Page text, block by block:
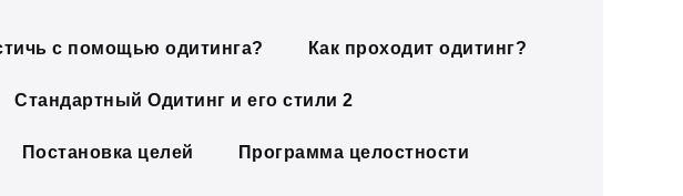
с помощью одитинга? Как проходит одитинг?
Стандартный Одитинг и его стили 2
Постановка целей Программа целостности